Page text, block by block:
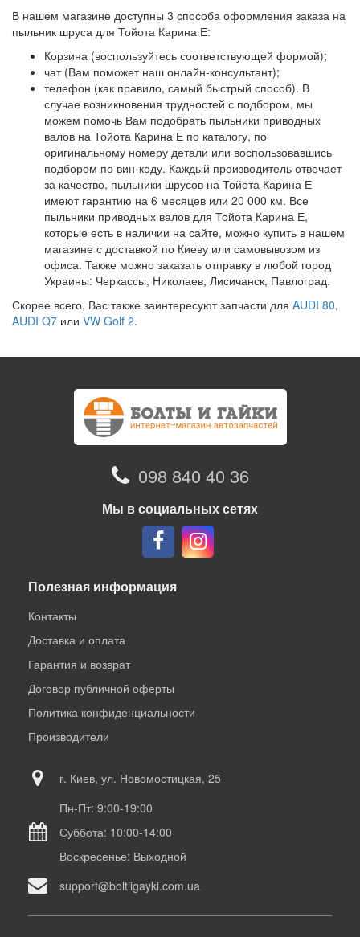
В нашем магазине доступны 3 способа оформления заказа на
пыльник шруса для Тойота Карина Е:
Корзина (воспользуйтесь соответствующей формой);
чат (Вам поможет наш онлайн-консультант);
телефон (как правило, самый быстрый способ). В
случае возникновения трудностей с подбором, мы
можем помочь Вам подобрать пыльники приводных
валов на Тойота Карина Е по каталогу, по
оригинальному номеру детали или воспользовавшись
подбором по вин-коду. Каждый производитель отвечает
за качество, пыльники шрусов на Тойота Карина Е
имеют гарантию на 6 месяцев или 20 000 км. Все
пыльники приводных валов для Тойота Карина Е,
которые есть в наличии на сайте, можно купить в нашем
магазине с доставкой по Киеву или самовывозом из
офиса. Также можно заказать отправку в любой город
Украины: Черкассы, Николаев, Лисичанск, Павлоград.
Скорее всего, Вас также заинтересуют запчасти для AUDI 80,
AUDI Q7 или VW Golf 2.
098 840 40 36
Мы в социальных сетях
Полезная информация
Контакты
Доставка и оплата
Гарантия и возврат
Договор публичной оферты
Политика конфиденциальности
Производители
г. Киев, ул. Новомостицкая, 25
Пн-Пт: 9:00-19:00
Суббота: 10:00-14:00
Воскресенье: Выходной
support@boltiigayki.com.ua